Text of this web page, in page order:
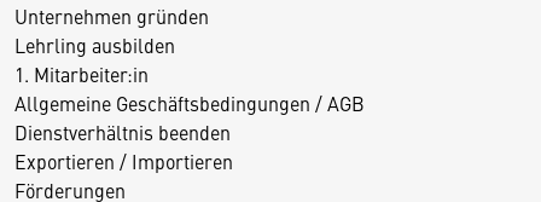
Unternehmen gründen
Lehrling ausbilden
1. Mitarbeiter:in
Allgemeine Geschäftsbedingungen / AGB
Dienstverhältnis beenden
Exportieren / Importieren
Förderungen